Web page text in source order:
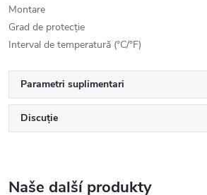
Montare
Grad de protecție
Interval de temperatură (°C/°F)
Parametri suplimentari
Discuţie
Naše další produkty